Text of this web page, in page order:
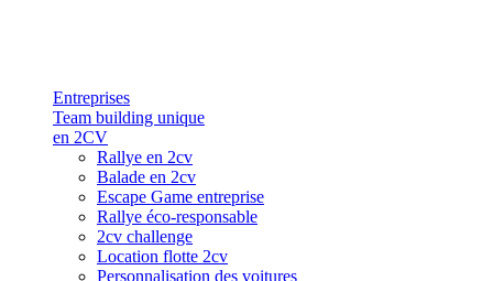
Entreprises
Team building unique
en 2CV
Rallye en 2cv
Balade en 2cv
Escape Game entreprise
Rallye éco-responsable
2cv challenge
Location flotte 2cv
Personnalisation des voitures